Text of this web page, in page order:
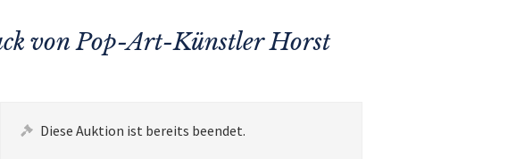
von Pop-Art-Künstler Horst
Diese Auktion ist bereits beendet.